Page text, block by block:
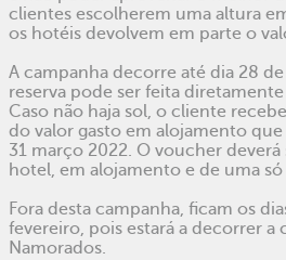
clientes escolherem uma altura
os hotéis devolvem em parte o
A campanha decorre até dia 28
reserva pode ser feita
Caso não haja sol, o cliente
do valor gasto em alojamento
31 março 2022. O voucher
hotel, em alojamento e de uma só
Fora desta campanha, ficam os
fevereiro, pois estará a decorrer a
Namorados.